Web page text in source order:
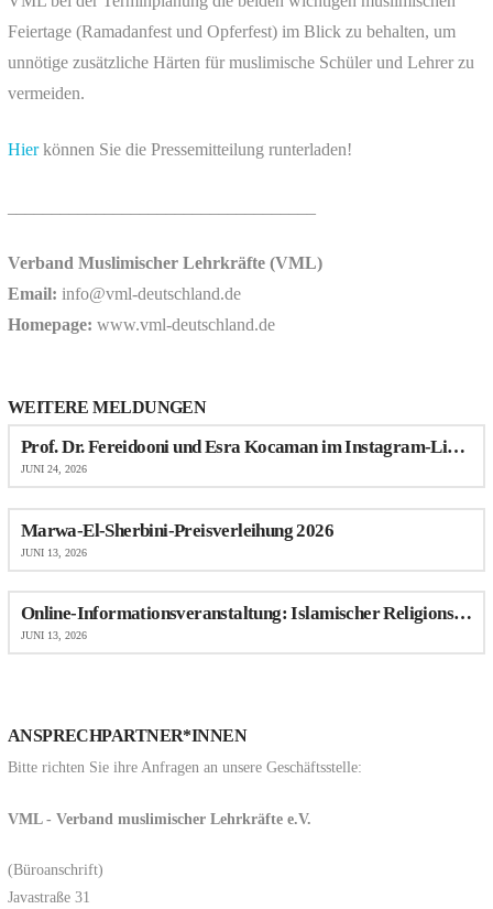
Feiertage (Ramadanfest und Opferfest) im Blick zu behalten, um
unnötige zusätzliche Härten für muslimische Schüler und Lehrer zu
vermeiden.
Hierkönnen Sie die Pressemitteilung runterladen!
Verband Muslimischer Lehrkräfte (VML)
Email: info@vml-deutschland.de
Homepage: www.vml-deutschland.de
WEITERE MELDUNGEN
Prof. Dr. Fereidooni und Esra Kocaman im Instagram-Live-Talk über Antimuslimischen Rassismus im Schulalltag
JUNI 24, 2026
Marwa-El-Sherbini-Preisverleihung 2026
JUNI 13, 2026
Online-Informationsveranstaltung: Islamischer Religionsunterricht (IRU) an Schulen in NRW
JUNI 13, 2026
ANSPRECHPARTNER*INNEN
Bitte richten Sie ihre Anfragen an unsere Geschäftsstelle:
VML - Verband muslimischer Lehrkräfte e.V.
(Büroanschrift)
Javastraße 31